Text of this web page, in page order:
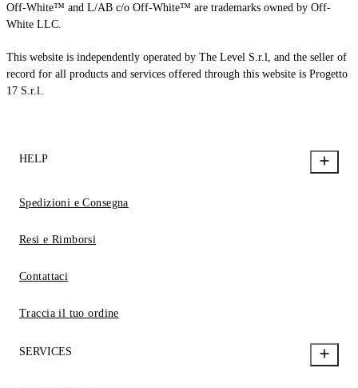
Off-White™ and L/AB c/o Off-White™ are trademarks owned by Off-
White LLC.
This website is independently operated by The Level S.r.l, and the seller of
record for all products and services offered through this website is Progetto
17 S.r.l.
HELP
Spedizioni e Consegna
Resi e Rimborsi
Contattaci
Traccia il tuo ordine
SERVICES